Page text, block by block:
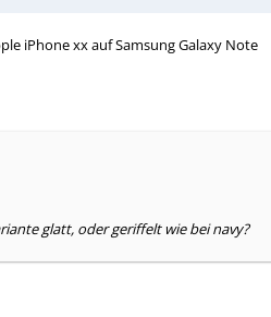
iPhone xx auf Samsung Galaxy Note
glatt, oder geriffelt wie bei navy?